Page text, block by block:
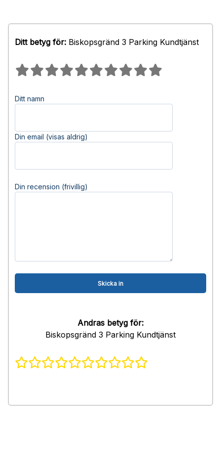
Ditt betyg för: Biskopsgränd 3 Parking Kundtjänst
Ditt namn
Din email (visas aldrig)
Din recension (frivillig)
Andras betyg för:
Biskopsgränd 3 Parking Kundtjänst